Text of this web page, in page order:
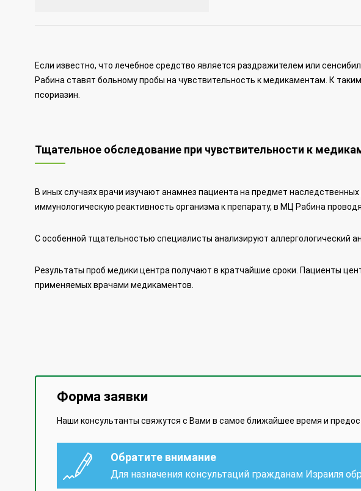
Если известно, что лечебное средство является раздражителем или
Рабина ставят больному пробы на чувствительность к медикаментам. К
псориазин.
Тщательное обследование при чувствительности к
В иных случаях врачи изучают анамнез пациента на предмет
иммунологическую реактивность организма к препарату, в МЦ Рабина
С особенной тщательностью специалисты анализируют аллергологический
Результаты проб медики центра получают в кратчайшие сроки. Пациенты
применяемых врачами медикаментов.
Форма заявки
Наши консультанты свяжутся с Вами в самое ближайшее время и
Обратите внимание
Для назначения консультаций гражданам Израиля